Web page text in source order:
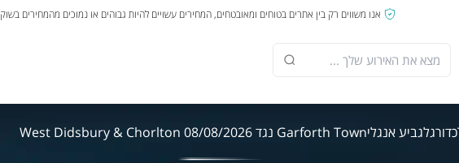
אנו משווים רק בין אתרים בטוחים ומאובטחים, המחירים עשויים להיות גבוהים או נמוכים מהמחירים
כדורגלגביע אנגליGarforth Town נגד West Didsbury & Chorlton 08/08/2026